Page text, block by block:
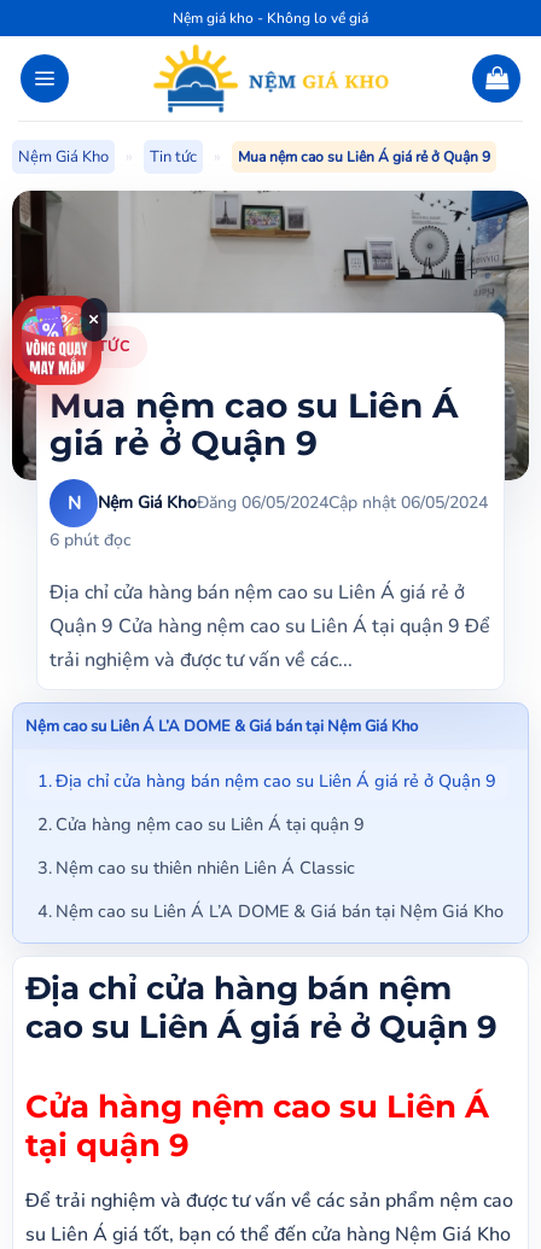
qua
nội
dung
Nệm giá kho - Không lo về giá
Nệm Giá Kho » Tin tức » Mua nệm cao su Liên Á giá rẻ ở Quận 9
TIN TỨC
Mua nệm cao su Liên Á
giá rẻ ở Quận 9
N Nệm Giá KhoĐăng 06/05/2024Cập nhật 06/05/2024
6 phút đọc
Địa chỉ cửa hàng bán nệm cao su Liên Á giá rẻ ở
Quận 9 Cửa hàng nệm cao su Liên Á tại quận 9 Để
trải nghiệm và được tư vấn về các...
Nệm cao su Liên Á L’A DOME & Giá bán tại Nệm Giá Kho
Địa chỉ cửa hàng bán nệm cao su Liên Á giá rẻ ở Quận 9
Cửa hàng nệm cao su Liên Á tại quận 9
Nệm cao su thiên nhiên Liên Á Classic
Nệm cao su Liên Á L’A DOME & Giá bán tại Nệm Giá Kho
Địa chỉ cửa hàng bán nệm
cao su Liên Á giá rẻ ở Quận 9
Cửa hàng nệm cao su Liên Á
tại quận 9
Để trải nghiệm và được tư vấn về các sản phẩm nệm cao
su Liên Á giá tốt, bạn có thể đến cửa hàng Nệm Giá Kho
×